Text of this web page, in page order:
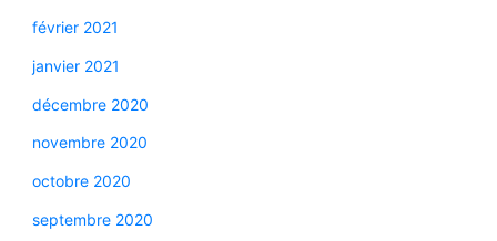
février 2021
janvier 2021
décembre 2020
novembre 2020
octobre 2020
septembre 2020